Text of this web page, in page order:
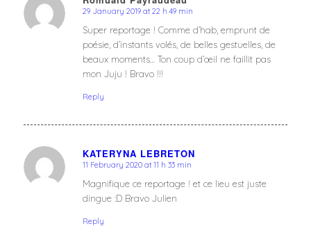
says:
29 January 2019 at 22 h 49 min
Super reportage ! Comme d’hab, emprunt de
poésie, d’instants volés, de belles gestuelles, de
beaux moments… Ton coup d’œil ne faillit pas
mon Juju ! Bravo !!!
Reply
KATERYNA LEBRETON
says:
11 February 2020 at 11 h 33 min
Magnifique ce reportage ! et ce lieu est juste
dingue :D Bravo Julien
Reply